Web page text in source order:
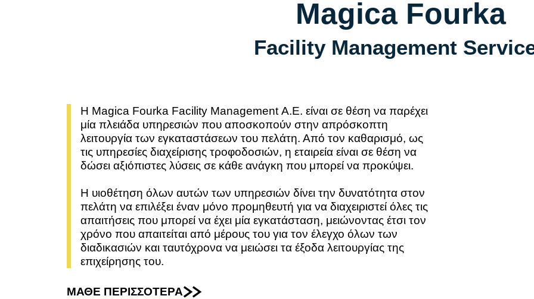
Magica Fourka
Facility Management
Η Magica Fourka Facility Management Α.Ε. είναι σε θέση να παρέχει
μία πλειάδα υπηρεσιών που αποσκοπούν στην απρόσκοπτη
λειτουργία των εγκαταστάσεων του πελάτη. Από τον καθαρισμό, ως
τις υπηρεσίες διαχείρισης τροφοδοσιών, η εταιρεία είναι σε θέση να
δώσει αξιόπιστες λύσεις σε κάθε ανάγκη που μπορεί να προκύψει.
Η υιοθέτηση όλων αυτών των υπηρεσιών δίνει την δυνατότητα στον
πελάτη να επιλέξει έναν μόνο προμηθευτή για να διαχειριστεί όλες τις
απαιτήσεις που μπορεί να έχει μία εγκατάσταση, μειώνοντας έτσι τον
χρόνο που απαιτείται από μέρους του για τον έλεγχο όλων των
διαδικασιών και ταυτόχρονα να μειώσει τα έξοδα λειτουργίας της
επιχείρησης του.
ΜΑΘΕ ΠΕΡΙΣΣΟΤΕΡΑ